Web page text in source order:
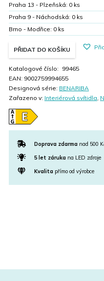
Praha 13 - Plzeňská: 0 ks
Praha 9 - Náchodská: 0 ks
Brno - Modřice: 0 ks
PŘIDAT DO KOŠÍKU
Katalogové číslo: 99465
EAN: 9002759994655
Designová série: BENARIBA
Zařazeno v: Interiérová svítidla
Doprava zdarma nad 500
5 let zárukana LED zdroje
Kvalitapřímo od výrobce